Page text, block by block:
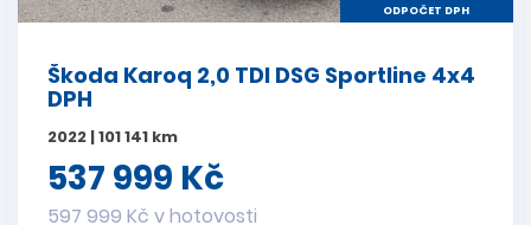
ODPOČET DPH
Škoda Karoq 2,0 TDI DSG Sportline 4x4
DPH
2022 | 101 141 km
537 999 Kč
597 999 Kč v hotovosti